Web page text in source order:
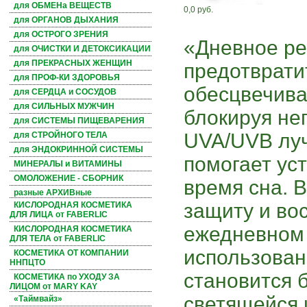
для ОБМЕНа ВЕЩЕСТВ
для ОРГАНОВ ДЫХАНИЯ
для ОСТРОГО ЗРЕНИЯ
для ОЧИСТКИ И ДЕТОКСИКАЦИИ
для ПРЕКРАСНЫХ ЖЕНЩИН
для ПРОФ-КИ ЗДОРОВЬЯ
для СЕРДЦА и СОСУДОВ
для СИЛЬНЫХ МУЖЧИН
для СИСТЕМЫ ПИЩЕВАРЕНИЯ
для СТРОЙНОГО ТЕЛА
для ЭНДОКРИННОЙ СИСТЕМЫ
МИНЕРАЛЫ и ВИТАМИНЫ
ОМОЛОЖЕНИЕ - СБОРНИК
разные АРХИВные
КИСЛОРОДНАЯ КОСМЕТИКА
ДЛЯ ЛИЦА от FABERLIC
КИСЛОРОДНАЯ КОСМЕТИКА
ДЛЯ ТЕЛА от FABERLIC
КОСМЕТИКА ОТ КОМПАНИИ
ННПЦТО
КОСМЕТИКА по УХОДУ ЗА
ЛИЦОМ от MARY KAY
«Таймвайз»
0,0 руб.
«Дневное
блокируя
UVA/UVB
помогает
время сна.
защиту и
становится